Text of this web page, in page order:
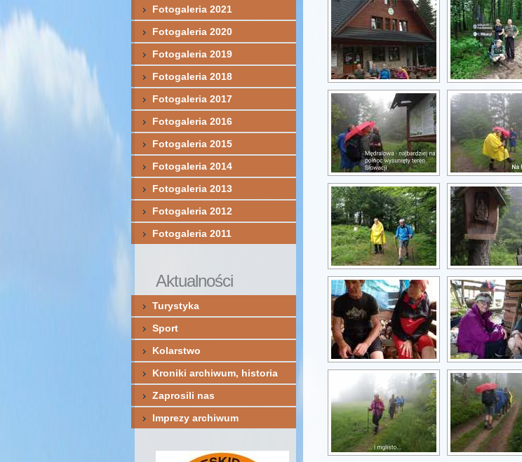
Fotogaleria 2021
Fotogaleria 2020
Fotogaleria 2019
Fotogaleria 2018
Fotogaleria 2017
Fotogaleria 2016
Fotogaleria 2015
Fotogaleria 2014
Fotogaleria 2013
Fotogaleria 2012
Fotogaleria 2011
Aktualności
Turystyka
Sport
Kolarstwo
Kroniki archiwum, historia
Zaprosili nas
Imprezy archiwum